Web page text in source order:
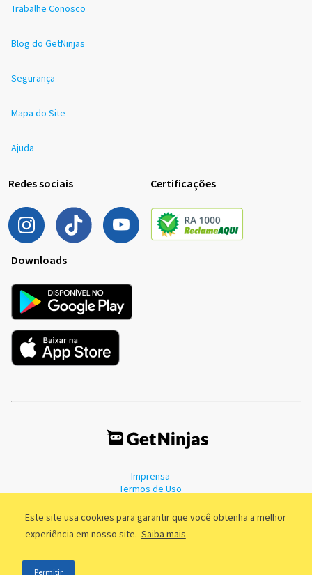
Este site usa cookies para garantir que você obtenha a melhor
experiência em nosso site. Saiba mais
Permitir
Trabalhe Conosco
Blog do GetNinjas
Segurança
Mapa do Site
Ajuda
Redes sociais Certificações
Downloads
Imprensa
Termos de Uso
©2011 - 2026, GetNinjas LTDA. CNPJ 55.744.877/0001-89 - Rua Dr.